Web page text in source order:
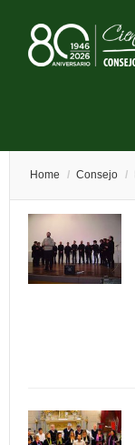
Home / Consejo /